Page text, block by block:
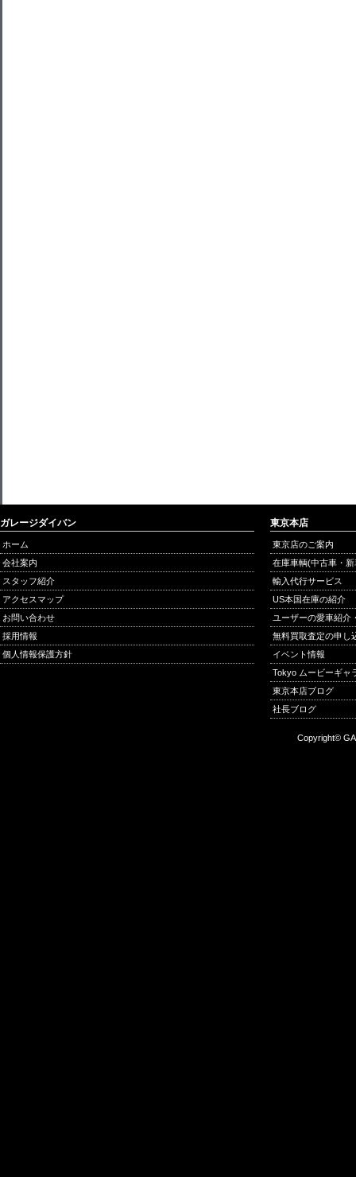
ガレージダイバン
ホーム
会社案内
スタッフ紹介
アクセスマップ
お問い合わせ
採用情報
個人情報保護方針
東京本店
東京店のご案内
在庫車輌(中古車・
輸入代行サービス
US本国在庫の紹介
ユーザーの愛車紹介
無料買取査定の申し
イベント情報
Tokyo ムービーギャ
東京本店ブログ
社長ブログ
Copyright©